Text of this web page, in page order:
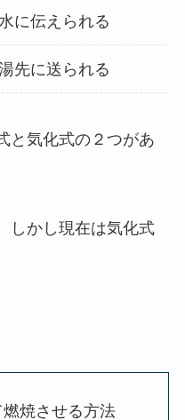
に伝えられる
先に送られる
と気化式の２つがあ
しかし現在は気化式
焼させる方法